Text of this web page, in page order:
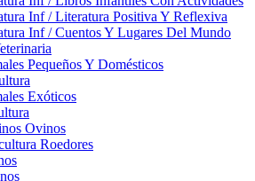
Inf / Literatura Positiva Y Reflexiva
Inf / Cuentos Y Lugares Del Mundo
Pequeños Y Domésticos
Exóticos
Ovinos
Roedores